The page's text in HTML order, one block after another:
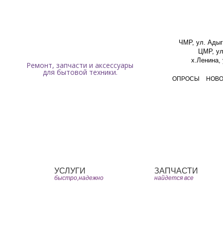
Ремонт, запчасти и аксессуары
для бытовой техники.
ЧМР, ул.
ЦМР,
х.Ленина,
ОПРОСЫ
УСЛУГИ
быстро,надежно
ЗАПЧАСТИ
найдется все